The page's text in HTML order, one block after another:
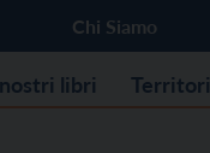
Chi Siamo
libri Territori